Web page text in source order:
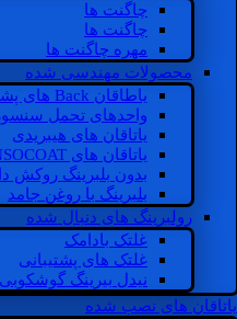
چاگنت ها
چاگنت ها
مهره چاگنت ها
محصولات مهندسی شده
یاطاقان Back های پشتی
واحدهای تحمل سنسور
یاتاقان های هیبریدی
یاتاقان های INSOCOAT
بدون بلبرینگ روکش
بلبرینگ با روغن جامد
رولبرینگ های دنبال شده
غلتک بادامک
غلتک های پشتیبانی
نیدل بیرینگ گوشکوبی
یاتاقان های نصب شده